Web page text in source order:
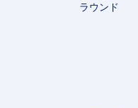
ラウンド